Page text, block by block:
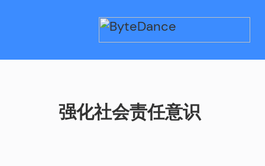
强化社会责任意识